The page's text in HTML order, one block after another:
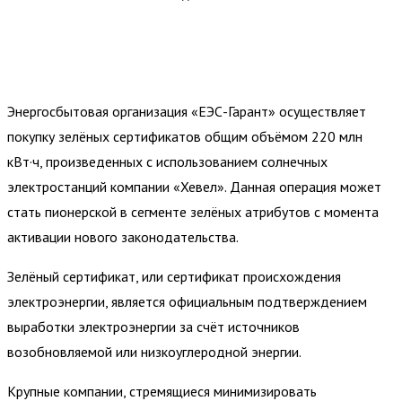
Энергосбытовая организация «ЕЭС-Гарант» осуществляет
покупку зелёных сертификатов общим объёмом 220 млн
кВт·ч, произведенных с использованием солнечных
электростанций компании «Хевел». Данная операция может
стать пионерской в сегменте зелёных атрибутов с момента
активации нового законодательства.
Зелёный сертификат, или сертификат происхождения
электроэнергии, является официальным подтверждением
выработки электроэнергии за счёт источников
возобновляемой или низкоуглеродной энергии.
Крупные компании, стремящиеся минимизировать